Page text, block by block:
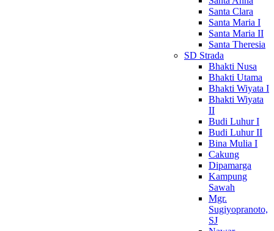
Santa Clara
Santa Maria I
Santa Maria II
Santa Theresia
SD Strada
Bhakti Nusa
Bhakti Utama
Bhakti Wiyata I
Bhakti Wiyata
II
Budi Luhur I
Budi Luhur II
Bina Mulia I
Cakung
Dipamarga
Kampung
Sawah
Mgr.
Sugiyopranoto,
SJ